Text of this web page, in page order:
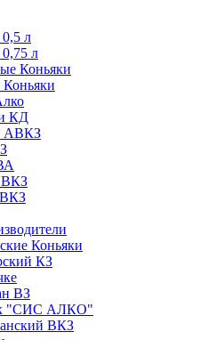
л
л
Коньяки
КД
АВКЗ
ВКЗ
ВКЗ
Коньяки
КЗ
ВЗ
"СИС АЛКО"
ВКЗ